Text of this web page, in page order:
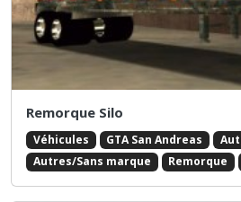
Remorque Silo
Véhicules GTA San Andreas
Autres/Sans marque
Remorque